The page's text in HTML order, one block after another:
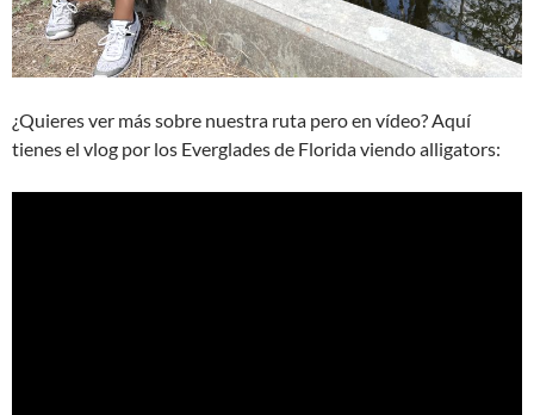
¿Quieres ver más sobre nuestra ruta pero en vídeo? Aquí
tienes el vlog por los Everglades de Florida viendo alligators: